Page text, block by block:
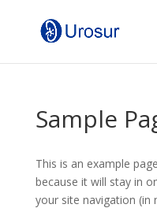
Sample
This is an example
because it will stay in
your site navigation